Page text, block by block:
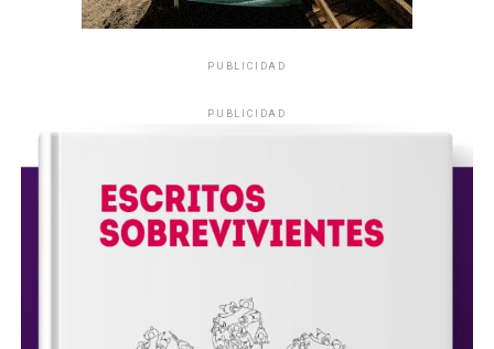
PUBLICIDAD
PUBLICIDAD